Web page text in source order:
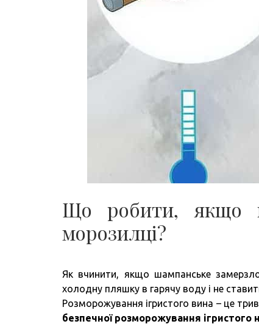
Що робити, якщо
морозилці?
Як вчинити, якщо шампанське
холодну пляшку в гарячу воду і не
Розморожування ігристого вина – це
безпечної розморожування